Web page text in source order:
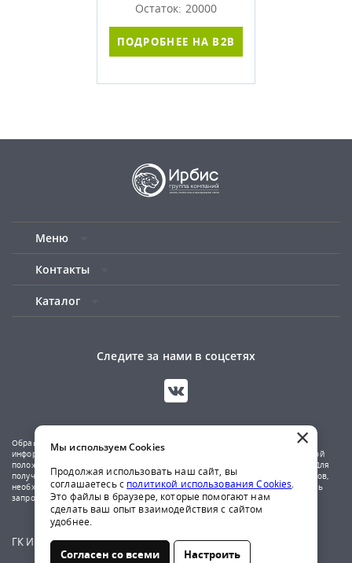
Остаток: 20000
ПОДРОБНЕЕ НА B2B
Меню
Контакты
Каталог
Следите за нами в соцсетях
Обращаем ваше внимание на то, что данный сайт носит исключительно
информационный характер и не является публичной офертой, определяемой
положениями Статьи 437(2) Гражданского кодекса Российской Федерации. Для
получения подробной информации о наличии и стоимости указанных товаров,
необходимо обратиться к менеджерам компании по телефону или отправить
запрос на почтовый адрес указанный в контактах.
ГК Ирбис © 2009-2026
×
Мы используем Cookies
Продолжая использовать наш сайт, вы
соглашаетесь с политикой использования Cookies.
Это файлы в браузере, которые помогают нам
сделать ваш опыт взаимодействия с сайтом
удобнее.
Согласен со всеми Настроить